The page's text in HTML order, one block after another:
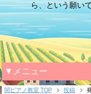
ら、という願い
▼メニュー
関ピアノ教室 TOP 投稿